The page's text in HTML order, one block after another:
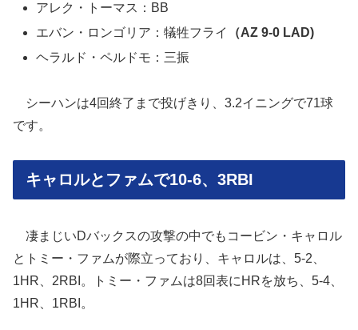
アレク・トーマス：BB
エバン・ロンゴリア：犠牲フライ
（AZ 9-0 LAD)
ヘラルド・ペルドモ：三振
シーハンは4回終了まで投げきり、3.2イニングで71球
です。
キャロルとファムで10-6、3RBI
凄まじいDバックスの攻撃の中でもコービン・キャロル
とトミー・ファムが際立っており、キャロルは、5-2、
1HR、2RBI。トミー・ファムは8回表にHRを放ち、5-4、
1HR、1RBI。